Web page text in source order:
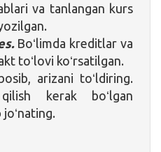
va tanlangan kurs
Boʻlimda kreditlar va
toʻlovi koʻrsatilgan.
arizani toʻldiring.
kerak boʻlgan